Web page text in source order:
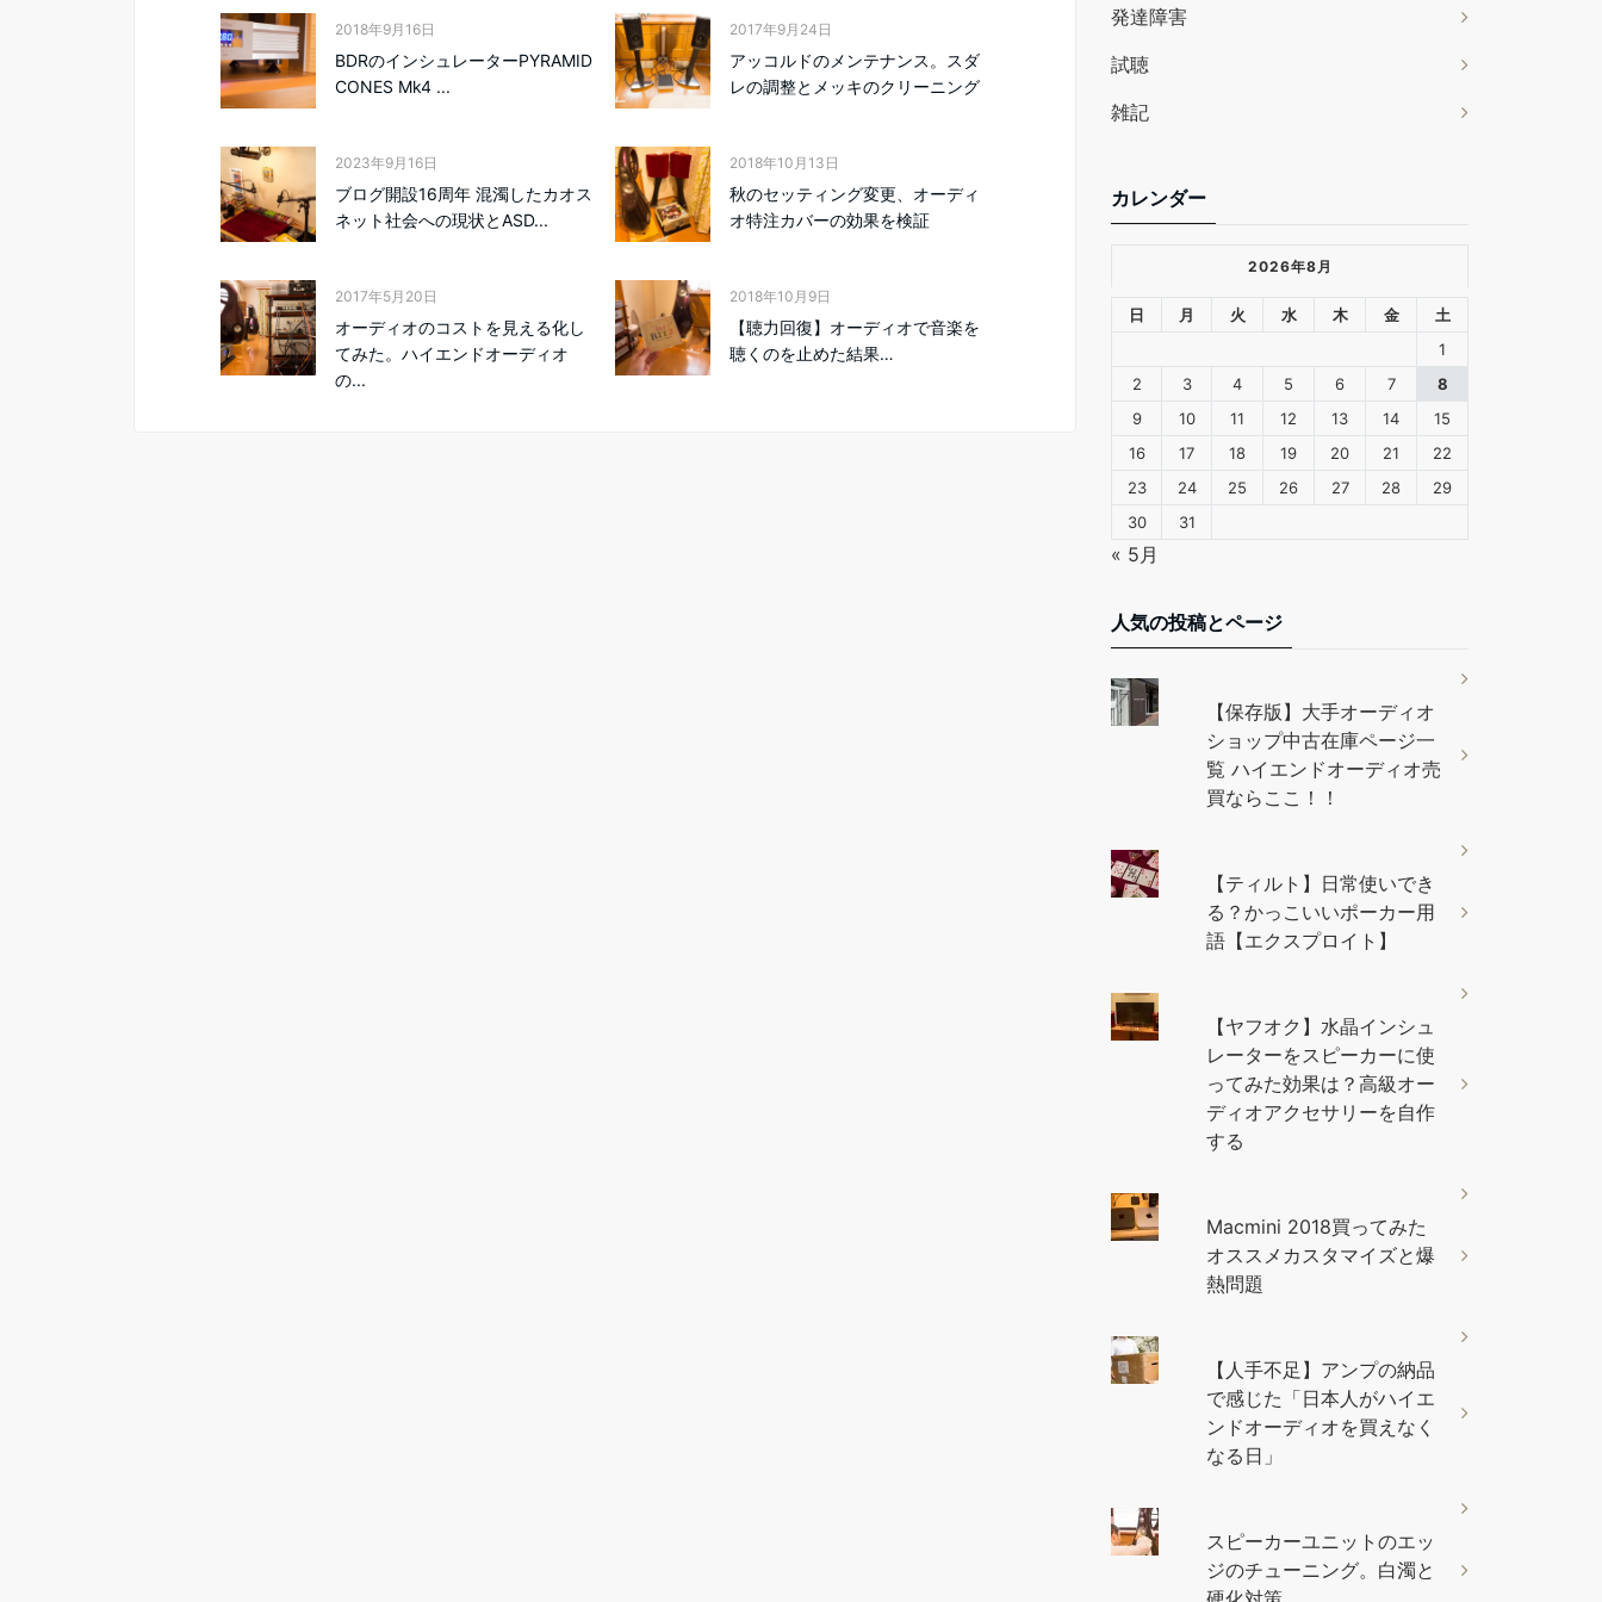
2018年9月16日
BDRのインシュレーターPYRAMID
CONES Mk4 ...
2017年9月24日
アッコルドのメンテナンス。スダ
レの調整とメッキのクリーニング
2023年9月16日
ブログ開設16周年 混濁したカオス
ネット社会への現状とASD...
2018年10月13日
秋のセッティング変更、オーディ
オ特注カバーの効果を検証
2017年5月20日
オーディオのコストを見える化し
てみた。ハイエンドオーディオ
の...
2018年10月9日
【聴力回復】オーディオで音楽を
聴くのを止めた結果…
発達障害
試聴
雑記
カレンダー
2026年8月
日 月 火 水 木 金
土
1
2
3 4 5 6 7
8
9
10 11 12 13 14
15
16
17 18 19 20 21
22
23
24 25 26 27 28
29
30
31
« 5月
人気の投稿とページ
【保存版】大手オーディオ
ショップ中古在庫ページ一
覧 ハイエンドオーディオ売
買ならここ！！
【ティルト】日常使いでき
る？かっこいいポーカー用
語【エクスプロイト】
【ヤフオク】水晶インシュ
レーターをスピーカーに使
ってみた効果は？高級オー
ディオアクセサリーを自作
する
Macmini 2018買ってみた
オススメカスタマイズと爆
熱問題
【人手不足】アンプの納品
で感じた「日本人がハイエ
ンドオーディオを買えなく
なる日」
スピーカーユニットのエッ
ジのチューニング。白濁と